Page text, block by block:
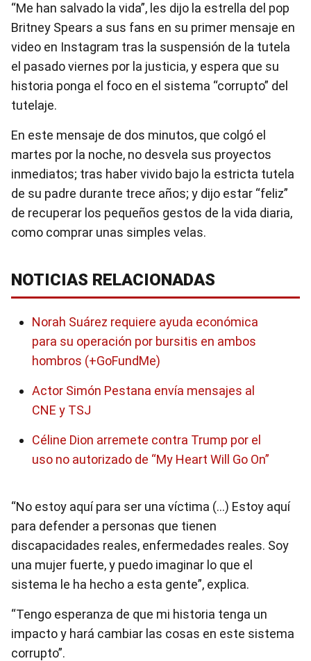
“Me han salvado la vida”, les dijo la estrella del pop
Britney Spears a sus fans en su primer mensaje en
video en Instagram tras la suspensión de la tutela
el pasado viernes por la justicia, y espera que su
historia ponga el foco en el sistema “corrupto” del
tutelaje.
En este mensaje de dos minutos, que colgó el
martes por la noche, no desvela sus proyectos
inmediatos; tras haber vivido bajo la estricta tutela
de su padre durante trece años; y dijo estar “feliz”
de recuperar los pequeños gestos de la vida diaria,
como comprar unas simples velas.
NOTICIAS RELACIONADAS
Norah Suárez requiere ayuda económica
para su operación por bursitis en ambos
hombros (+GoFundMe)
Actor Simón Pestana envía mensajes al
CNE y TSJ
Céline Dion arremete contra Trump por el
uso no autorizado de “My Heart Will Go On”
“No estoy aquí para ser una víctima (…) Estoy aquí
para defender a personas que tienen
discapacidades reales, enfermedades reales. Soy
una mujer fuerte, y puedo imaginar lo que el
sistema le ha hecho a esta gente”, explica.
“Tengo esperanza de que mi historia tenga un
impacto y hará cambiar las cosas en este sistema
corrupto”.